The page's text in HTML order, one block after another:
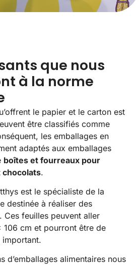
que nous
à la norme
le papier et le carton est
être classifiés comme
les emballages en
adaptés aux emballages
boîtes et fourreaux pour
chocolats.
est le spécialiste de la
destinée à réaliser des
. Ces feuilles peuvent aller
106 cm et pourront être de
d’emballages alimentaires nous